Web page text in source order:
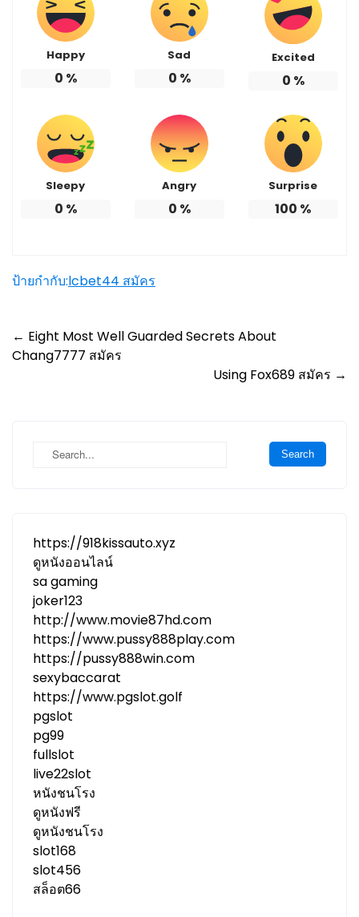
Happy
0 %
Sad
0 %
Excited
0 %
Sleepy
0 %
Angry
0 %
Surprise
100 %
ป้ายกำกับ:lcbet44 สมัคร
Post
navigation
← Eight Most Well Guarded Secrets About
Chang7777 สมัคร
Using Fox689 สมัคร →
https://918kissauto.xyz
ดูหนังออนไลน์
sa gaming
joker123
http://www.movie87hd.com
https://www.pussy888play.com
https://pussy888win.com
sexybaccarat
https://www.pgslot.golf
pgslot
pg99
fullslot
live22slot
หนังชนโรง
ดูหนังฟรี
ดูหนังชนโรง
slot168
slot456
สล็อต66